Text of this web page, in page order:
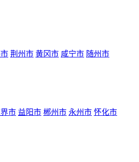
荆州市 黄冈市 咸宁市 随州市
市 益阳市 郴州市 永州市 怀化市